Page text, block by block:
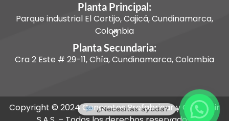
Planta Principal:
Parque industrial El Cortijo, Cajicá, Cundinamarca,
Colombia
Planta Secundaria:
Cra 2 Este # 29-11, Chía, Cundinamarca, Colombia
Copyright © 2024 Concretos Prefabricar y Construir
¿Necesitas ayuda?